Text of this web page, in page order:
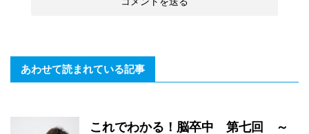
あわせて読まれている記事
これでわかる！脳卒中 第七回 ～